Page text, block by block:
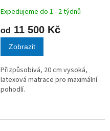
Expedujeme do 1 - 2 týdnů
od 11 500 Kč
Zobrazit
Přizpůsobivá, 20 cm vysoká,
latexová matrace pro maximální
pohodlí.